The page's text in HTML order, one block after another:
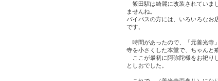
飯田駅は綺麗に改装されていま
ませんね。
バイパスの方には、いろいろなお
です。
時間があったので、「元善光寺
寺を小さくした本堂で、ちゃんと
ここが最初に阿弥陀様をお祀り
としおでした。